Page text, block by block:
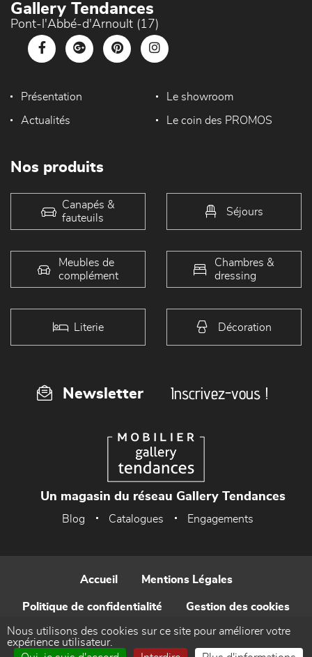
Gallery Tendances
Pont-l'Abbé-d'Arnoult (17)
Présentation Le showroom
Actualités Le coin des PROMOS
Nos produits
Canapés &
fauteuils
Séjours
Meubles de
complément
Chambres &
dressing
Literie Décoration
Newsletter Inscrivez-vous !
Un magasin du réseau Gallery Tendances
Blog Catalogues Engagements
Accueil Mentions Légales
Politique de confidentialité Gestion des cookies
Contact
Nous utilisons des cookies sur ce site pour améliorer votre
expérience utilisateur.